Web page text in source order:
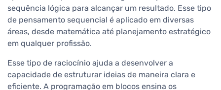
sequência lógica para alcançar um resultado. Esse tipo
de pensamento sequencial é aplicado em diversas
áreas, desde matemática até planejamento estratégico
em qualquer profissão.
Esse tipo de raciocínio ajuda a desenvolver a
capacidade de estruturar ideias de maneira clara e
eficiente. A programação em blocos ensina os